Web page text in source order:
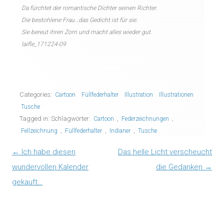
Da fürchtet der romantische Dichter seinen Richter.
Die bestohlene Frau…das Gedicht ist für sie.
Sie bereut ihren Zorn und macht alles wieder gut.
laifle_171224-09
Categories: Cartoon Füllfederhalter Illustration
Illustrationen
Tusche
Tagged in: Schlagwörter: Cartoon Federzeichnungen
Fellzeichnung Füllfederhalter Indianer Tusche
Post navigation
← Ich habe diesen
wundervollen Kalender
gekauft…
Das helle Licht verscheucht
die Gedanken →